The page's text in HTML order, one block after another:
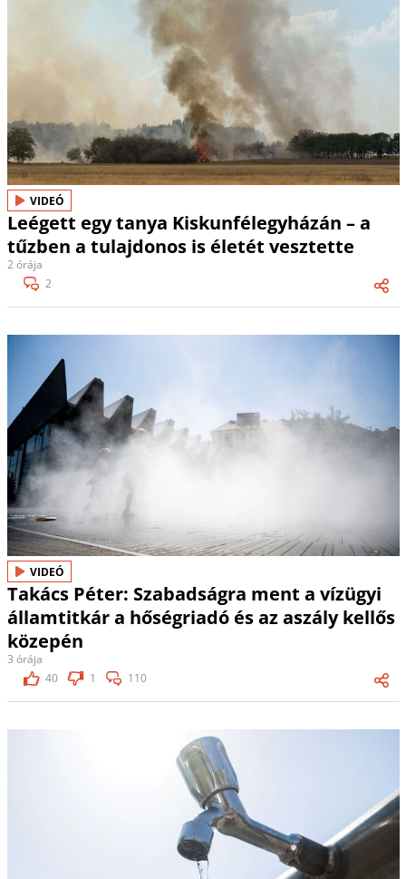
VIDEÓ
Leégett egy tanya Kiskunfélegyházán – a
tűzben a tulajdonos is életét vesztette
2 órája
2
VIDEÓ
Takács Péter: Szabadságra ment a vízügyi
államtitkár a hőségriadó és az aszály kellős
közepén
3 órája
40
1 110